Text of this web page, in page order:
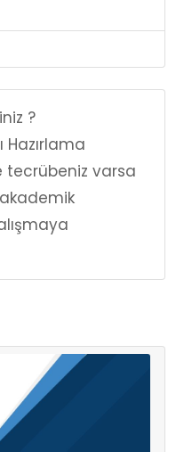
?
Hazırlama
tecrübeniz varsa